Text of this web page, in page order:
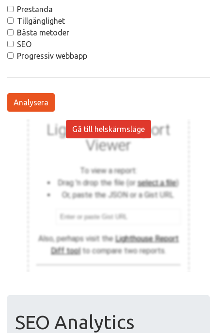
Prestanda
Tillgänglighet
Bästa metoder
SEO
Progressiv webbapp
Analysera
Gå till helskärmsläge
SEO Analytics